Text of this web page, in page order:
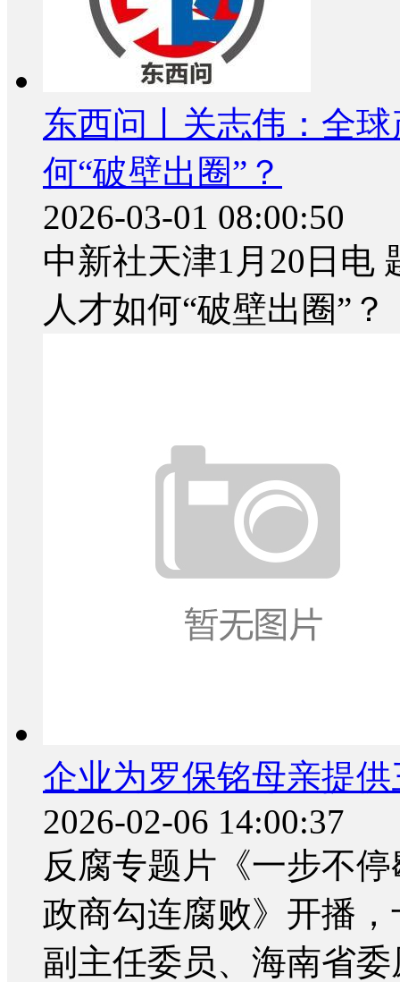
东西问丨关志伟：全
何“破壁出圈”？
2026-03-01 08:00:50
中新社天津1月20日电
人才如何“破壁出圈”？
企业为罗保铭母亲提
2026-02-06 14:00:37
反腐专题片《一步不
政商勾连腐败》开播
副主任委员、海南省委